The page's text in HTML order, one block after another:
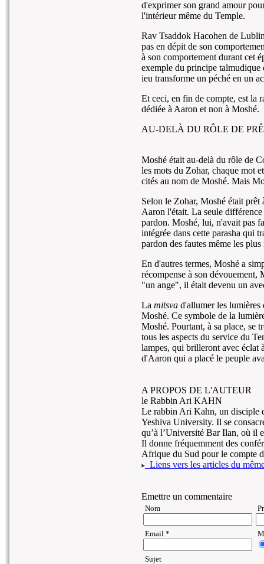
d'exprimer son grand amour
l'intérieur même du Temple.
Rav Tsaddok Hacohen de
pas en dépit de son
à son comportement durant cet
exemple du principe
ieu transforme un péché en un
Et ceci, en fin de compte, est la
dédiée à Aaron et non à Moshé.
AU-DELÀ DU RÔLE DE
Moshé était au-delà du rôle de
les mots du Zohar, chaque mot
cités au nom de Moshé. Mais
Selon le Zohar, Moshé était
Aaron l'était. La seule
pardon. Moshé, lui, n'avait pas
intégrée dans cette parasha qui
pardon des fautes même les
En d'autres termes, Moshé a
récompense à son
"un ange", il était devenu un
La mitsva d'allumer les lumières
Moshé. Ce symbole de la
Moshé. Pourtant, à sa place, se
tous les aspects du service du
lampes, qui brilleront avec éclat
d'Aaron qui a placé le peuple
A PROPOS DE L'AUTEUR
le Rabbin Ari KAHN
Le rabbin Ari Kahn, un disciple
Yeshiva University. Il se
qu’à l’Université Bar Ilan, où il
Il donne fréquemment des
Afrique du Sud pour le compte
Liens vers les articles du
Emettre un commentaire
Nom
Email *
Sujet